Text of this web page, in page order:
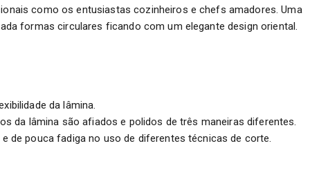
como os entusiastas cozinheiros e chefs amadores. Uma
formas circulares ficando com um elegante design oriental.
da lâmina.
da lâmina são afiados e polidos de três maneiras diferentes.
de pouca fadiga no uso de diferentes técnicas de corte.